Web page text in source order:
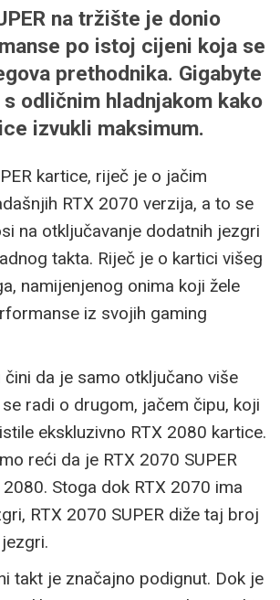
na tržište je donio
po istoj cijeni koja se
prethodnika. Gigabyte
odličnim hladnjakom kako
izvukli maksimum.
kartice, riječ je o jačim
RTX 2070 verzija, a to se
na otključavanje dodatnih jezgri
takta. Riječ je o kartici višeg
namijenjenog onima koji žele
iz svojih gaming
čini da je samo otključano više
radi o drugom, jačem čipu, koji
ekskluzivno RTX 2080 kartice.
reći da je RTX 2070 SUPER
Stoga dok RTX 2070 ima
RTX 2070 SUPER diže taj broj
takt je značajno podignut. Dok je